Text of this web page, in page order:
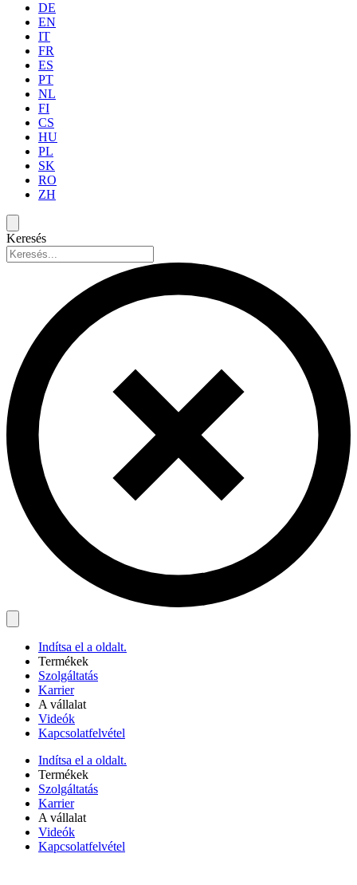
DE
EN
IT
FR
ES
PT
NL
FI
CS
HU
PL
SK
RO
ZH
Keresés
Indítsa el a oldalt.
Termékek
Szolgáltatás
Karrier
A vállalat
Videók
Kapcsolatfelvétel
Indítsa el a oldalt.
Termékek
Szolgáltatás
Karrier
A vállalat
Videók
Kapcsolatfelvétel